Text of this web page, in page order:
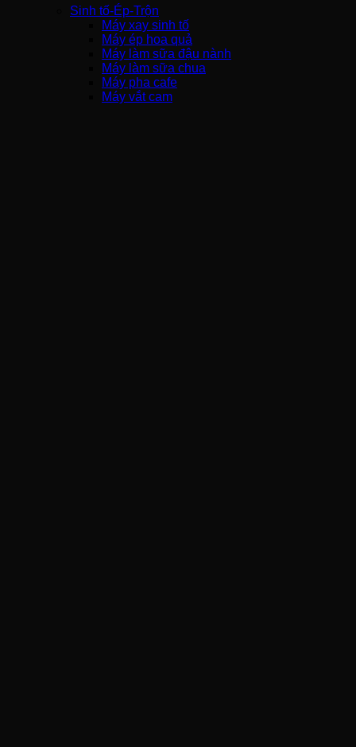
Sinh tố-Ép-Trộn
Máy xay sinh tố
Máy ép hoa quả
Máy làm sữa đậu nành
Máy làm sữa chua
Máy pha cafe
Máy vắt cam